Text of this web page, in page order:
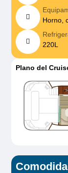
Horno,
220L
Plano del